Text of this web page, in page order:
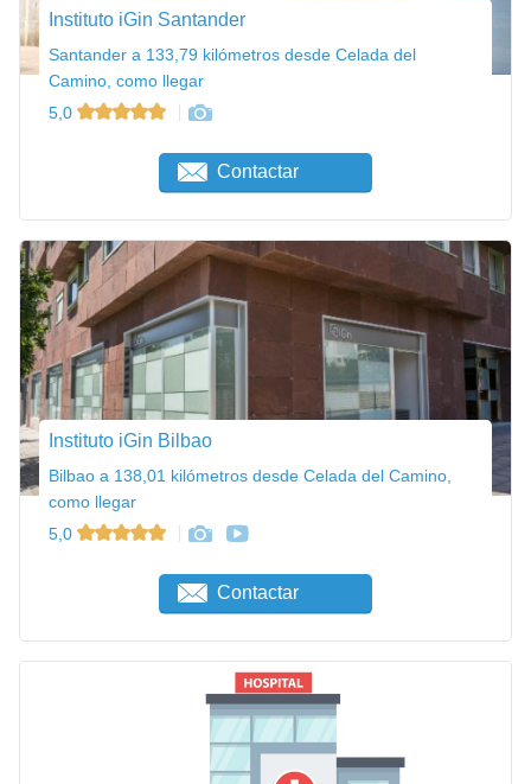
Instituto iGin Santander
Santander a 133,79 kilómetros desde Celada del
Camino, como llegar
5,0
Contactar
Instituto iGin Bilbao
Bilbao a 138,01 kilómetros desde Celada del Camino,
como llegar
5,0
Contactar